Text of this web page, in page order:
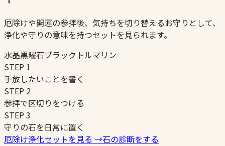
厄除けや開運の参拝後、気持ちを切り替えるお守りとして、
浄化や守りの意味を持つセットを見られます。
水晶黒曜石ブラックトルマリン
STEP 1
手放したいことを書く
STEP 2
参拝で区切りをつける
STEP3
守りの石を日常に置く
厄除け浄化セットを見る →石の診断をする